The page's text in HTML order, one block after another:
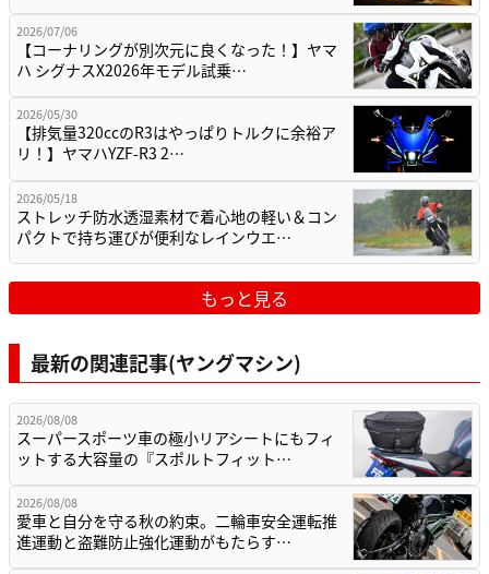
2026/07/06
【コーナリングが別次元に良くなった！】ヤマ
ハ シグナスX2026年モデル試乗…
2026/05/30
【排気量320ccのR3はやっぱりトルクに余裕ア
リ！】ヤマハYZF-R3 2…
2026/05/18
ストレッチ防水透湿素材で着心地の軽い＆コン
パクトで持ち運びが便利なレインウエ…
もっと見る
最新の関連記事(ヤングマシン)
2026/08/08
スーパースポーツ車の極小リアシートにもフィ
ットする大容量の『スポルトフィット…
2026/08/08
愛車と自分を守る秋の約束。二輪車安全運転推
進運動と盗難防止強化運動がもたらす…